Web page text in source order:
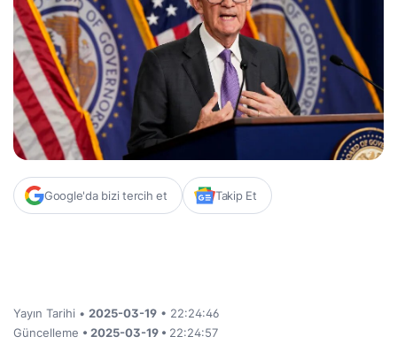
Google'da bizi tercih et Takip Et
Yayın Tarihi • 2025-03-19 • 22:24:46
Güncelleme • 2025-03-19 • 22:24:57